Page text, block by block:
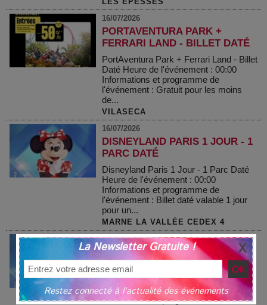
16/07/2026
PORTAVENTURA PARK +
FERRARI LAND - BILLET DATÉ
PortAventura Park + Ferrari Land - Billet
Daté Heure de l'événement : 00:00
Informations et programme de
l'événement : Gratuit pour les moins
de...
VILASECA
16/07/2026
DISNEYLAND PARIS 1 JOUR - 1
PARC DATÉ
Disneyland Paris 1 Jour - 1 Parc Daté
Heure de l'événement : 00:00
Informations et programme de
l'événement : Billet daté valable 1 jour
pour un...
MARNE LA VALLÉE CEDEX 4
16/07/2026
DISNEYLAND PARIS 1 JOUR - 2
PARCS DATÉ
Disneyland Paris 1 Jour - 2 Parcs Daté
Heure de l'événement : 00:00
Informations et programme de
La Newsletter Gratuite !
Restez connecté à l'actualité des événements